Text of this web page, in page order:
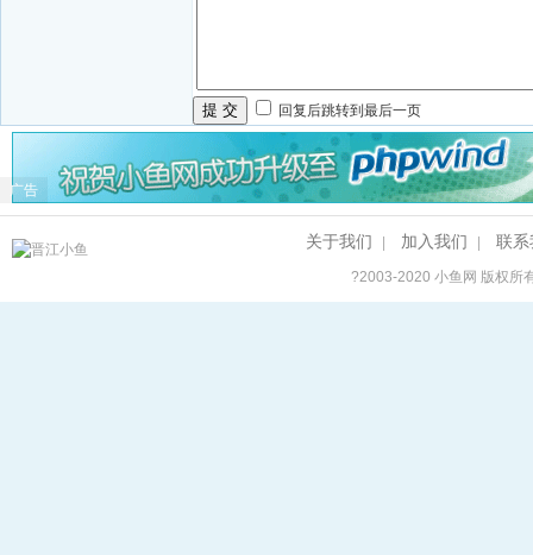
提 交 回复后跳转到最后一页
广告
关于我们 加入我们 联系
?2003-2020小鱼网 版权所